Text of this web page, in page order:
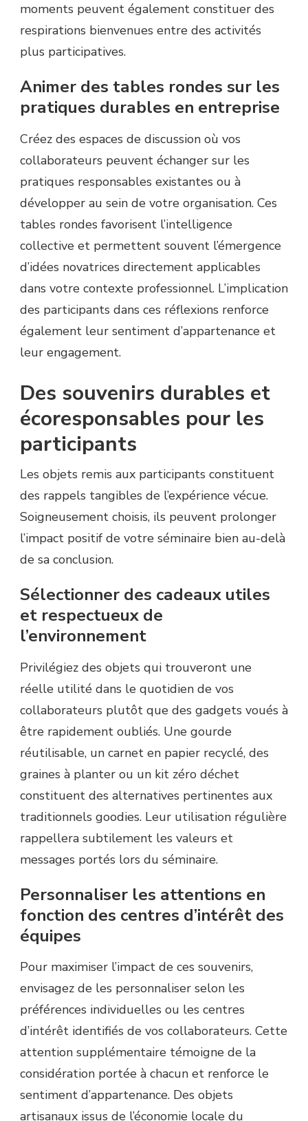
moments peuvent également constituer des
respirations bienvenues entre des activités
plus participatives.
Animer des tables rondes sur les
pratiques durables en entreprise
Créez des espaces de discussion où vos
collaborateurs peuvent échanger sur les
pratiques responsables existantes ou à
développer au sein de votre organisation. Ces
tables rondes favorisent l’intelligence
collective et permettent souvent l’émergence
d’idées novatrices directement applicables
dans votre contexte professionnel. L’implication
des participants dans ces réflexions renforce
également leur sentiment d’appartenance et
leur engagement.
Des souvenirs durables et
écoresponsables pour les
participants
Les objets remis aux participants constituent
des rappels tangibles de l’expérience vécue.
Soigneusement choisis, ils peuvent prolonger
l’impact positif de votre séminaire bien au-delà
de sa conclusion.
Sélectionner des cadeaux utiles
et respectueux de
l’environnement
Privilégiez des objets qui trouveront une
réelle utilité dans le quotidien de vos
collaborateurs plutôt que des gadgets voués à
être rapidement oubliés. Une gourde
réutilisable, un carnet en papier recyclé, des
graines à planter ou un kit zéro déchet
constituent des alternatives pertinentes aux
traditionnels goodies. Leur utilisation régulière
rappellera subtilement les valeurs et
messages portés lors du séminaire.
Personnaliser les attentions en
fonction des centres d’intérêt des
équipes
Pour maximiser l’impact de ces souvenirs,
envisagez de les personnaliser selon les
préférences individuelles ou les centres
d’intérêt identifiés de vos collaborateurs. Cette
attention supplémentaire témoigne de la
considération portée à chacun et renforce le
sentiment d’appartenance. Des objets
artisanaux issus de l’économie locale du